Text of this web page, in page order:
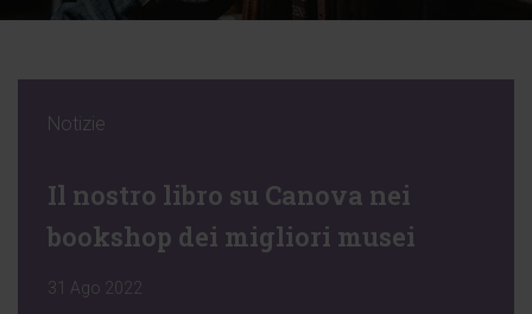
Notizie
Il nostro libro su Canova nei
bookshop dei migliori musei
31 Ago 2022